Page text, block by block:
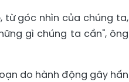
từ góc nhìn của chúng ta,
gì chúng ta cần", ông
do hành động gây hấn